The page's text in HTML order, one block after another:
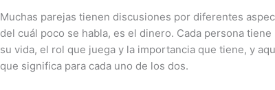
Muchas parejas tienen discusiones por diferentes
del cuál poco se habla, es el dinero. Cada persona
su vida, el rol que juega y la importancia que tiene, y
que significa para cada uno de los dos.